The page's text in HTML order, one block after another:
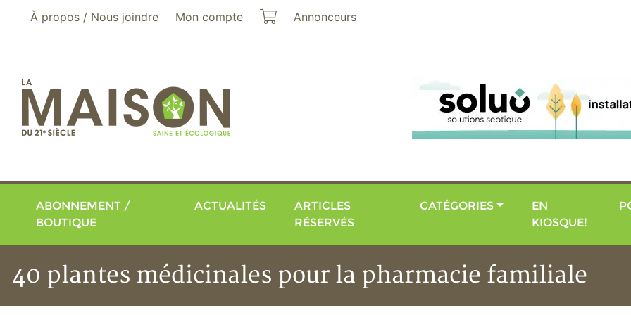
Aller au menu principal
Aller au contenu principal
À propos / Nous joindre Mon compte Mon panier
Annonceurs
ABONNEMENT /
BOUTIQUE
ACTUALITÉS
ARTICLES
RÉSERVÉS
CATÉGORIES
EN
KIOSQUE!
40 plantes médicinales pour la pharmacie familiale